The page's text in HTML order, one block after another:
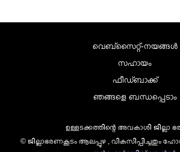
വെബ്സൈറ്റ്-നയങ്ങള്‍
സഹായം
ഫീഡ്ബാക്ക്
ഞങ്ങളെ ബന്ധപ്പെടാം
ഉള്ളടക്കത്തിന്റെ അവകാശി ജില്ലാ
© ജില്ലാഭരണകൂടം ആലപ്പുഴ , വികസിപ്പിച്ചതും